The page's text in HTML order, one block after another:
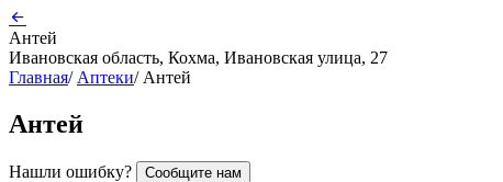
Антей
Ивановская область, Кохма, Ивановская улица, 27
Главная/ Аптеки/ Антей
Антей
Нашли ошибку? Сообщите нам